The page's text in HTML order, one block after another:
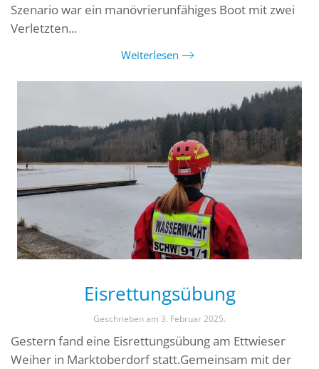
Szenario war ein manövrierunfähiges Boot mit zwei
Verletzten...
Weiterlesen
Eisrettungsübung
Geschrieben am 3. Februar 2025.
Gestern fand eine Eisrettungsübung am Ettwieser
Weiher in Marktoberdorf statt.Gemeinsam mit der